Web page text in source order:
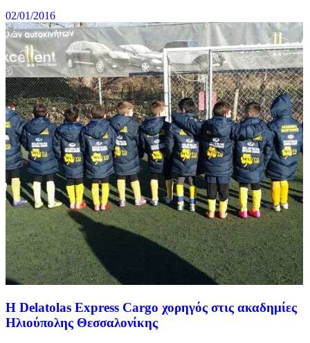
02/01/2016
Η Delatolas Express Cargo χορηγός στις ακαδημίες
Ηλιούπολης Θεσσαλονίκης